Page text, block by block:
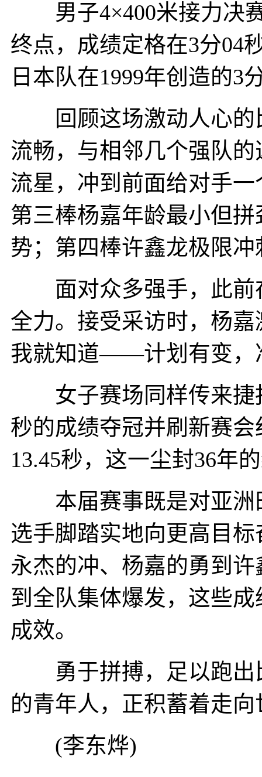
男子4×400米接力决赛
终点，成绩定格在3分04
日本队在1999年创造的3
回顾这场激动人心的
流畅，与相邻几个强队
流星，冲到前面给对手
第三棒杨嘉年龄最小但
势；第四棒许鑫龙极限
面对众多强手，此前
全力。接受采访时，杨
我就知道——计划有变，
女子赛场同样传来捷
秒的成绩夺冠并刷新赛
13.45秒，这一尘封36年
本届赛事既是对亚洲
选手脚踏实地向更高目
永杰的冲、杨嘉的勇到
到全队集体爆发，这些
成效。
勇于拼搏，足以跑出
的青年人，正积蓄着走
(李东烨)